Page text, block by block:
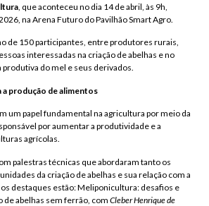
, que aconteceu no dia 14 de abril, às 9h,
na Arena Futuro do Pavilhão Smart Agro.
de 150 participantes, entre produtores rurais,
interessadas na criação de abelhas e no
do mel e seus derivados.
a produção de alimentos
um papel fundamental na agricultura por meio da
por aumentar a produtividade e a
agrícolas.
palestras técnicas que abordaram tanto os
da criação de abelhas e sua relação com a
destaques estão: Meliponicultura: desafios e
de abelhas sem ferrão, com Cleber Henrique de